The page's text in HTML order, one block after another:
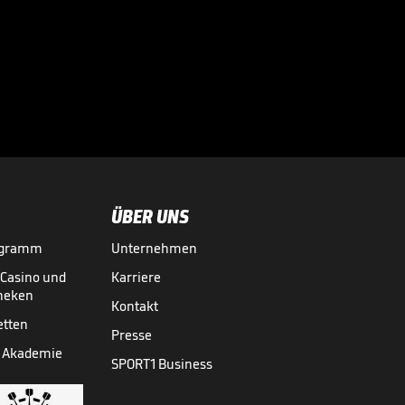
und
Akademie
ÜBER UNS
Unternehmen
Karriere
Kontakt
Presse
SPORT1 Business